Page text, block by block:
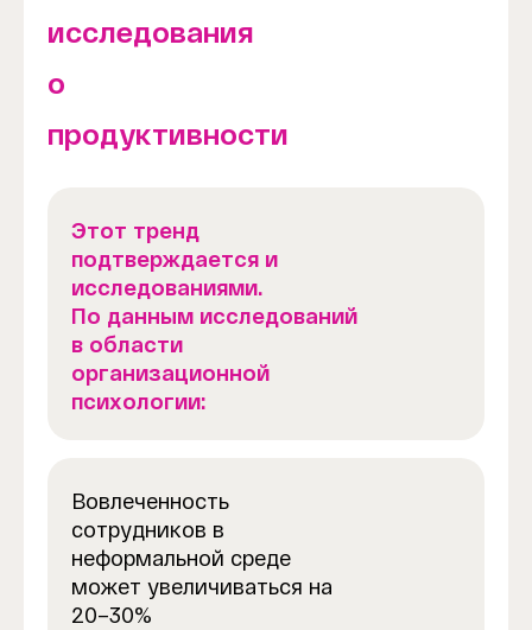
исследования
о
продуктивности
Этот тренд
подтверждается и
исследованиями.
По данным исследований
в области
организационной
психологии:
Вовлеченность
сотрудников в
неформальной среде
может увеличиваться на
20–30%